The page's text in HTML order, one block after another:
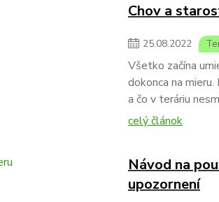
Chov a
25.08.2022
Všetko začína
dokonca na
a čo v teráriu
celý článok
Návod na
upozornení